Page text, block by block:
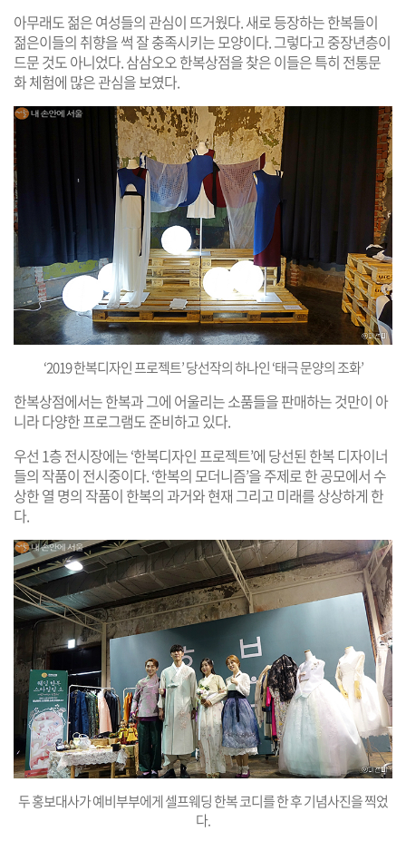
아무래도 젊은 여성들의 관심이 뜨거웠다. 새로 등장하는 한복들이
젊은이들의 취향을 썩 잘 충족시키는 모양이다. 그렇다고 중장년층이
드문 것도 아니었다. 삼삼오오 한복상점을 찾은 이들은 특히 전통문
화 체험에 많은 관심을 보였다.
‘2019 한복디자인 프로젝트’ 당선작의 하나인 ‘태극 문양의 조화’
한복상점에서는 한복과 그에 어울리는 소품들을 판매하는 것만이 아
니라 다양한 프로그램도 준비하고 있다.
우선 1층 전시장에는 ‘한복디자인 프로젝트’에 당선된 한복 디자이너
들의 작품이 전시중이다. ‘한복의 모더니즘’을 주제로 한 공모에서 수
상한 열 명의 작품이 한복의 과거와 현재 그리고 미래를 상상하게 한
다.
두 홍보대사가 예비부부에게 셀프웨딩 한복 코디를 한 후 기념사진을 찍었
다.